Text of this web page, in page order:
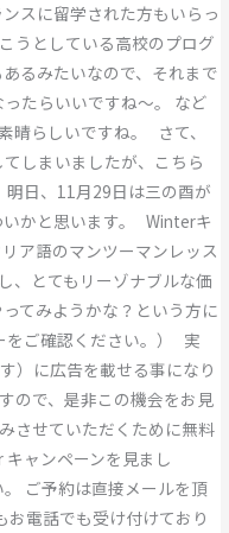
スに留学された方もいらっ
うとしている高校のプログ
るみたいなので、それまで
たらいいですね〜。 など
晴らしいですね。 さて、
しまいましたが、こちら
明日、11月29日は三の酉が
かと思います。 Winterキ
ア語のマンツーマンレッス
、とてもリーゾナブルな価
てみようかな？という方に
をご確認ください。） 実
）に広告を載せる事になり
ので、是非この機会をお見
させていただくために無料
ャンペーンを見まし
ご予約は直接メールを頂
お電話でも受け付けており